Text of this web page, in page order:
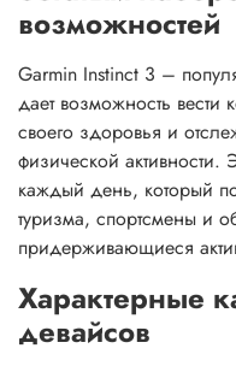
возможностей
Garmin Instinct 3 –
дает возможность вести
своего здоровья и
физической активности.
каждый день, который
туризма, спортсмены и
придерживающиеся
Характерные
девайсов